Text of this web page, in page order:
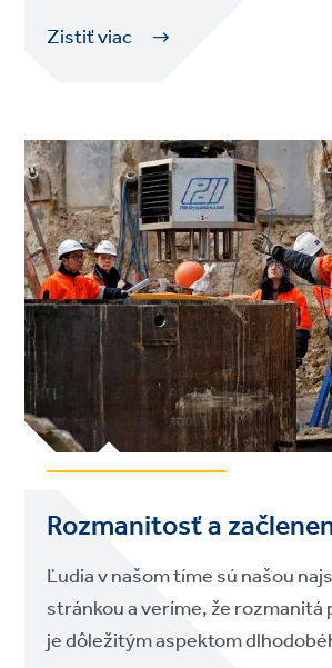
Zistiť viac
Rozmanitosť a
Ľudia v našom tíme sú našou
stránkou a veríme, že rozmanitá
je dôležitým aspektom